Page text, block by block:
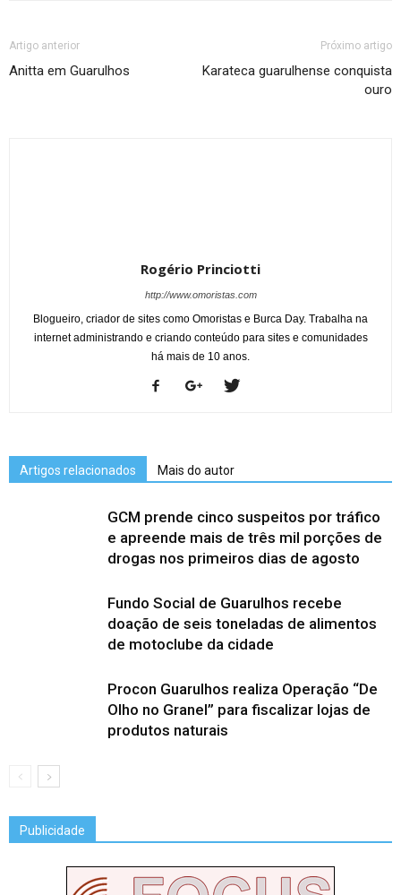
Artigo anterior
Anitta em Guarulhos
Próximo artigo
Karateca guarulhense conquista
ouro
Rogério Princiotti
http://www.omoristas.com
Blogueiro, criador de sites como Omoristas e Burca Day. Trabalha na
internet administrando e criando conteúdo para sites e comunidades
há mais de 10 anos.
Artigos relacionados Mais do autor
GCM prende cinco suspeitos por tráfico
e apreende mais de três mil porções de
drogas nos primeiros dias de agosto
Fundo Social de Guarulhos recebe
doação de seis toneladas de alimentos
de motoclube da cidade
Procon Guarulhos realiza Operação “De
Olho no Granel” para fiscalizar lojas de
produtos naturais
Publicidade